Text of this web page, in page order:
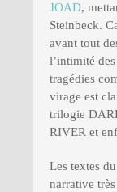
JOAD,
Steinbeck.
avant tout
l’intimité
tragédies
virage est
trilogie
RIVER et
Les textes
narrative